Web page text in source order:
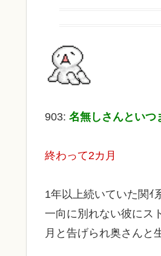
903: 名無しさんといつ
終わって2カ月
1年以上続いていた関ｲ
一向に別れない彼にス
月と告げられ奥さんと